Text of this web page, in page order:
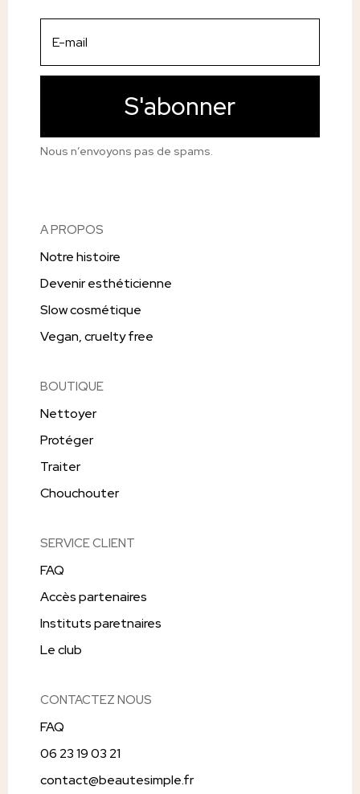
S'abonner
Nous n’envoyons pas de spams.
A PROPOS
Notre histoire
Devenir esthéticienne
Slow cosmétique
Vegan, cruelty free
BOUTIQUE
Nettoyer
Protéger
Traiter
Chouchouter
SERVICE CLIENT
FAQ
Accès partenaires
Instituts paretnaires
Le club
CONTACTEZ NOUS
FAQ
06 23 19 03 21
contact@beautesimple.fr